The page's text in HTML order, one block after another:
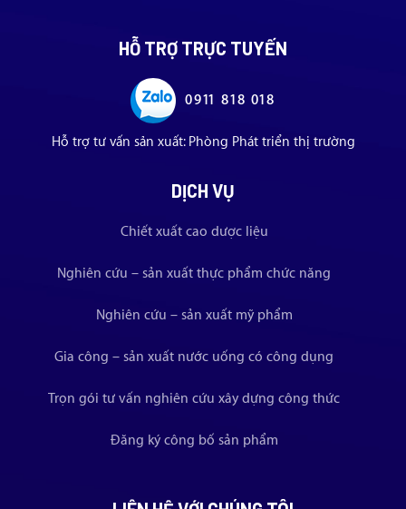
HỖ TRỢ TRỰC TUYẾN
0911 818 018
Hỗ trợ tư vấn sản xuất: Phòng Phát triển thị trường
DỊCH VỤ
Chiết xuất cao dược liệu
Nghiên cứu – sản xuất thực phẩm chức năng
Nghiên cứu – sản xuất mỹ phẩm
Gia công – sản xuất nước uống có công dụng
Trọn gói tư vấn nghiên cứu xây dựng công thức
Đăng ký công bố sản phẩm